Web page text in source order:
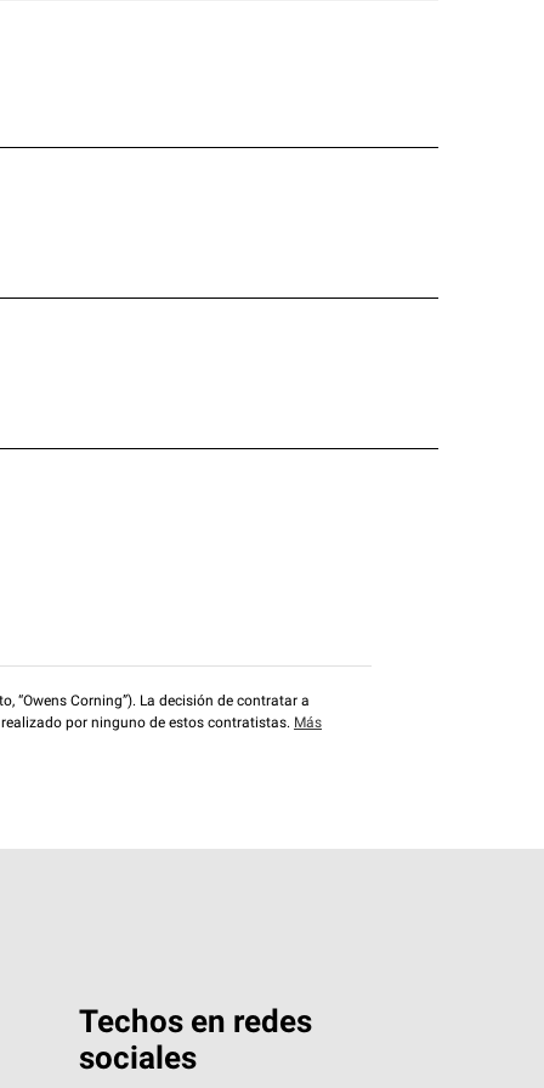
“Owens Corning”). La decisión de contratar a
por ninguno de estos contratistas. Más
Techos en redes
sociales